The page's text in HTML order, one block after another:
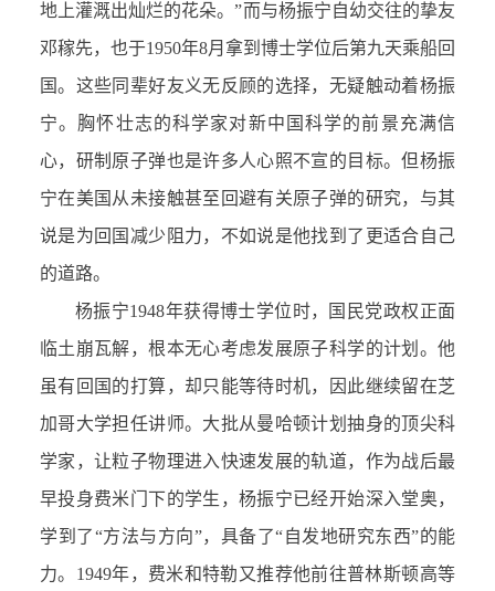
地上灌溉出灿烂的花朵。”而与杨振宁自幼交往的挚友
邓稼先，也于1950年8月拿到博士学位后第九天乘船回
国。这些同辈好友义无反顾的选择，无疑触动着杨振
宁。胸怀壮志的科学家对新中国科学的前景充满信
心，研制原子弹也是许多人心照不宣的目标。但杨振
宁在美国从未接触甚至回避有关原子弹的研究，与其
说是为回国减少阻力，不如说是他找到了更适合自己
的道路。
杨振宁1948年获得博士学位时，国民党政权正面
临土崩瓦解，根本无心考虑发展原子科学的计划。他
虽有回国的打算，却只能等待时机，因此继续留在芝
加哥大学担任讲师。大批从曼哈顿计划抽身的顶尖科
学家，让粒子物理进入快速发展的轨道，作为战后最
早投身费米门下的学生，杨振宁已经开始深入堂奥，
学到了“方法与方向”，具备了“自发地研究东西”的能
力。1949年，费米和特勒又推荐他前往普林斯顿高等